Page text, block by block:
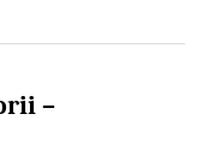
–